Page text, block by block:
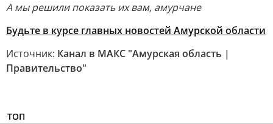
А мы решили показать их вам, амурчане
Будьте в курсе главных новостей Амурской области
Источник: Канал в МАКС "Амурская область |
Правительство"
ТОП